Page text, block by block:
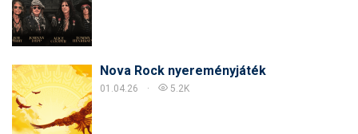
Nova Rock nyereményjáték
01.04.26 5.2K